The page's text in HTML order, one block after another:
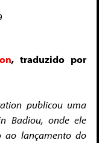
, traduzido por
publicou uma
Badiou, onde ele
ao lançamento do